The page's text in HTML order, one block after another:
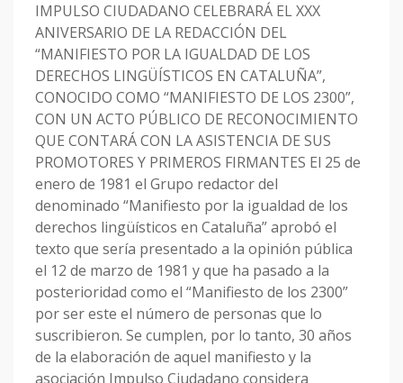
IMPULSO CIUDADANO CELEBRARÁ EL XXX
ANIVERSARIO DE LA REDACCIÓN DEL
“MANIFIESTO POR LA IGUALDAD DE LOS
DERECHOS LINGÜÍSTICOS EN CATALUÑA”,
CONOCIDO COMO “MANIFIESTO DE LOS 2300”,
CON UN ACTO PÚBLICO DE RECONOCIMIENTO
QUE CONTARÁ CON LA ASISTENCIA DE SUS
PROMOTORES Y PRIMEROS FIRMANTES El 25 de
enero de 1981 el Grupo redactor del
denominado “Manifiesto por la igualdad de los
derechos lingüísticos en Cataluña” aprobó el
texto que sería presentado a la opinión pública
el 12 de marzo de 1981 y que ha pasado a la
posterioridad como el “Manifiesto de los 2300”
por ser este el número de personas que lo
suscribieron. Se cumplen, por lo tanto, 30 años
de la elaboración de aquel manifiesto y la
asociación Impulso Ciudadano considera